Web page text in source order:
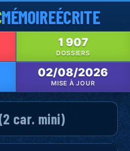
MÉMOIREÉCRITE
1 907
DOSSIERS
02/08/2026
MISE À JOUR